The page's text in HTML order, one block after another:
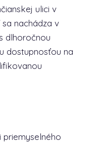
ulici v
nachádza v
dlhoročnou
dostupnosťou na